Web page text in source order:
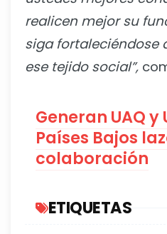
realicen mejor su
siga fortaleciéndose
ese tejido social”,
Generan UAQ
Países Bajos
colaboración
ETIQUETAS